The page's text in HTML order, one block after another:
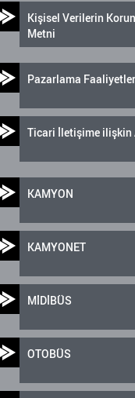
Kişisel Verilerin
Metni
Pazarlama
Ticari İletişime ilişkin
KAMYON
KAMYONET
MİDİBÜS
OTOBÜS